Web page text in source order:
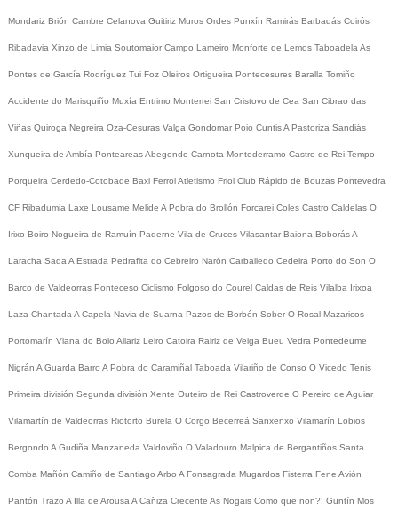
Mondariz Brión Cambre Celanova Guitiriz Muros Ordes Punxín Ramirás Barbadás Coirós
Ribadavia Xinzo de Limia Soutomaior Campo Lameiro Monforte de Lemos Taboadela As
Pontes de García Rodríguez Tui Foz Oleiros Ortigueira Pontecesures Baralla Tomiño
Accidente do Marisquiño Muxía Entrimo Monterrei San Cristovo de Cea San Cibrao das
Viñas Quiroga Negreira Oza-Cesuras Valga Gondomar Poio CuntisA Pastoriza Sandiás
Xunqueira de Ambía PonteareasAbegondo Carnota Montederramo Castro de Rei Tempo
Porqueira Cerdedo-Cotobade Baxi FerrolAtletismo Friol Club Rápido de Bouzas Pontevedra
CF Ribadumia Laxe Lousame Melide A Pobra do Brollón Forcarei Coles Castro Caldelas O
Irixo Boiro Nogueira de Ramuín Paderne Vila de Cruces Vilasantar Baiona BoborásA
Laracha Sada A Estrada Pedrafita do Cebreiro Narón Carballedo Cedeira Porto do Son O
Barco de Valdeorras Ponteceso Ciclismo Folgoso do Courel Caldas de Reis Vilalba Irixoa
Laza Chantada A Capela Navia de Suarna Pazos de Borbén Sober O Rosal Mazaricos
Portomarín Viana do Bolo Allariz Leiro Catoira Rairiz de Veiga Bueu Vedra Pontedeume
Nigrán A Guarda Barro A Pobra do Caramiñal Taboada Vilariño de Conso O Vicedo Tenis
Primeira división Segunda división Xente Outeiro de Rei Castroverde O Pereiro de Aguiar
Vilamartín de Valdeorras Riotorto Burela O Corgo Becerreá Sanxenxo Vilamarín Lobios
Bergondo A Gudiña Manzaneda Valdoviño O Valadouro Malpica de Bergantiños Santa
Comba Mañón Camiño de Santiago Arbo A Fonsagrada Mugardos Fisterra Fene Avión
Pantón Trazo A Illa de Arousa A Cañiza Crecente As Nogais Como que non?! Guntín Mos